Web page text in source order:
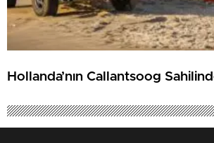
Hollanda’nın Callantsoog